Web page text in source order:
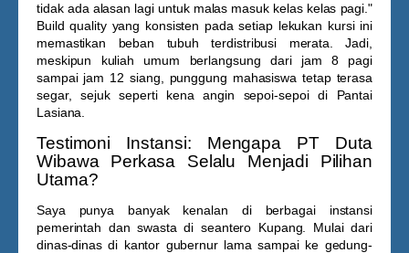
tidak ada alasan lagi untuk malas masuk kelas kelas pagi."
Build quality yang konsisten pada setiap lekukan kursi ini
memastikan beban tubuh terdistribusi merata. Jadi,
meskipun kuliah umum berlangsung dari jam 8 pagi
sampai jam 12 siang, punggung mahasiswa tetap terasa
segar, sejuk seperti kena angin sepoi-sepoi di Pantai
Lasiana.
Testimoni Instansi: Mengapa PT Duta
Wibawa Perkasa Selalu Menjadi Pilihan
Utama?
Saya punya banyak kenalan di berbagai instansi
pemerintah dan swasta di seantero Kupang. Mulai dari
dinas-dinas di kantor gubernur lama sampai ke gedung-